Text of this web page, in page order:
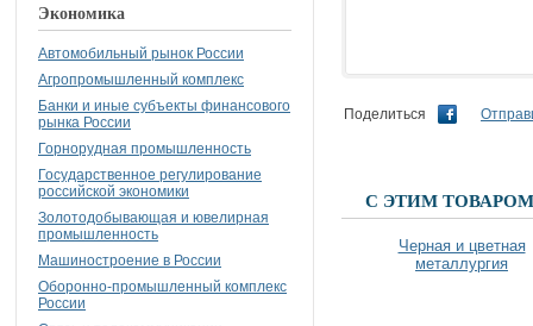
Экономика
Автомобильный рынок России
Агропромышленный комплекс
Банки и иные субъекты финансового
рынка России
Горнорудная промышленность
Государственное регулирование
российской экономики
Золотодобывающая и ювелирная
промышленность
Машиностроение в России
Оборонно-промышленный комплекс
России
Поделиться
С ЭТИМ
Черная и цветная
металлургия